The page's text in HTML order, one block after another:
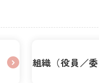
組織（役員／